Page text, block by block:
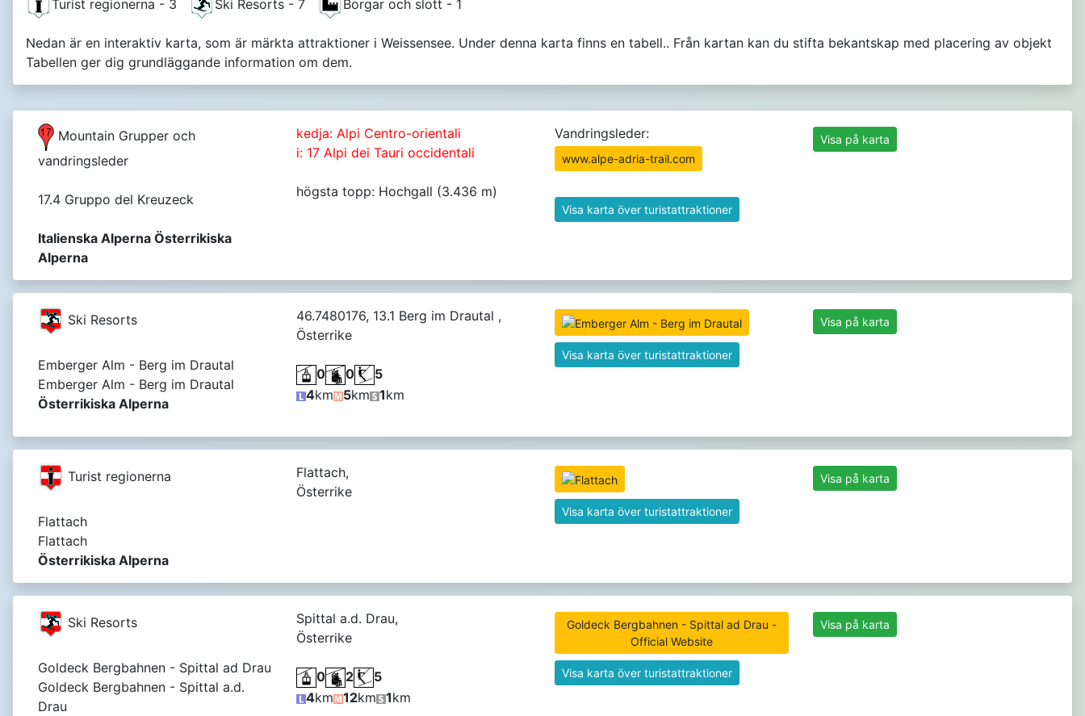
Turist regionerna - 3
Ski Resorts - 7 Borgar och slott - 1
Nedan är en interaktiv karta, som är märkta attraktioner i Weissensee. Under denna karta finns en tabell.. Från kartan kan du stifta bekantskap med placering av objekt
Tabellen ger dig grundläggande information om dem.
Mountain Grupper och
vandringsleder
17.4 Gruppo del Kreuzeck
Italienska Alperna Österrikiska
Alperna
kedja: Alpi Centro-orientali
i: 17 Alpi dei Tauri occidentali
högsta topp: Hochgall (3.436 m)
Vandringsleder:
www.alpe-adria-trail.com
Visa karta över turistattraktioner
Visa på karta
Ski Resorts
Emberger Alm - Berg im Drautal
Emberger Alm - Berg im Drautal
Österrikiska Alperna
46.7480176, 13.1 Berg im Drautal ,
Österrike
0 0
5
4km 5km 1km
Visa karta över turistattraktioner
Visa på karta
Turist regionerna
Flattach
Flattach
Österrikiska Alperna
Flattach,
Österrike
Visa karta över turistattraktioner
Visa på karta
Ski Resorts
Goldeck Bergbahnen - Spittal ad Drau
Goldeck Bergbahnen - Spittal a.d.
Drau
Spittal a.d. Drau,
Österrike
0 2
5
4km 12km 1km
Goldeck Bergbahnen - Spittal ad Drau -
Official Website
Visa karta över turistattraktioner
Visa på karta